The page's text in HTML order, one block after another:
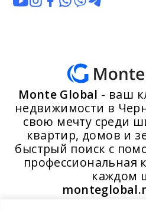
Monte Global - ваш
недвижимости в
свою мечту среди
квартир, домов и
быстрый поиск с
профессиональная
каждом